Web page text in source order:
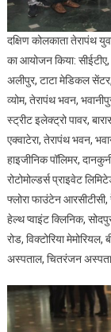
दक्षिण कोलकाता तेरापंथ
का आयोजन किया: सीईटीए,
अलीपुर, टाटा मेडिकल
व्योम, तेरापंथ भवन,
स्ट्रीट इलेक्ट्रो पावर,
एक्वाटेरा, तेरापंथ भवन,
हाइजीनिक पॉलिमर,
रोटोमोल्डर्स प्राइवेट
फ्लोरा फाउंटेन
हेल्थ प्वाइंट क्लिनिक,
रोड, विक्टोरिया
अस्पताल, चितरंजन